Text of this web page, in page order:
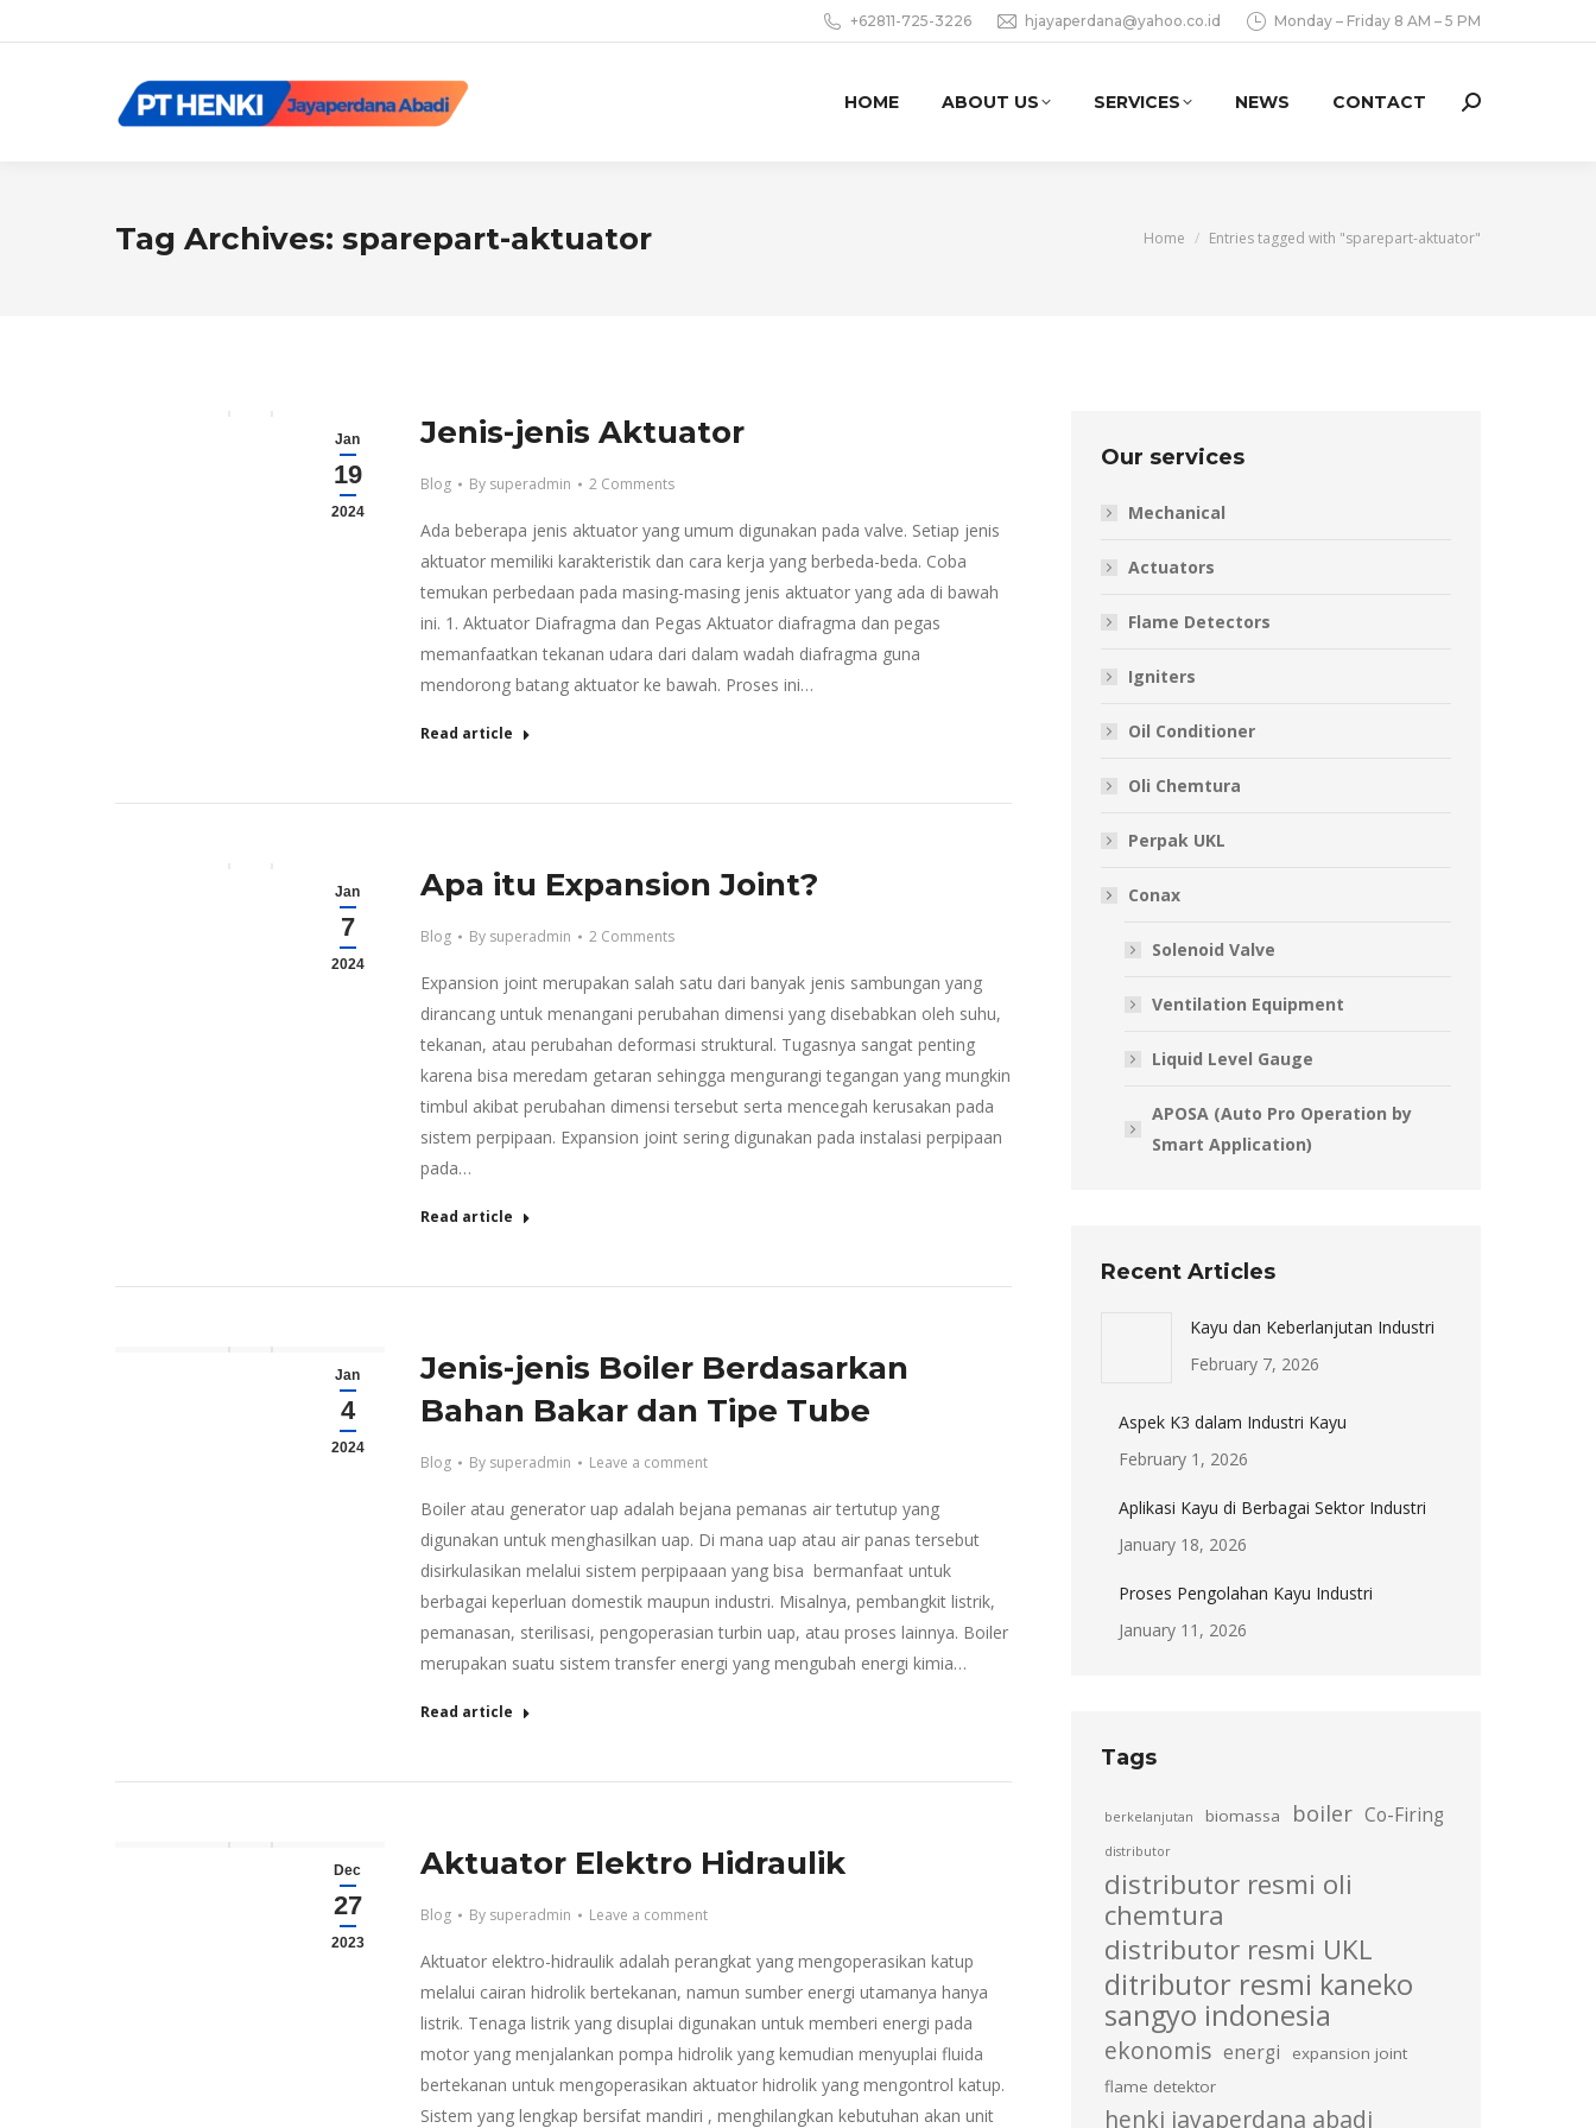
+62811-725-3226 hjayaperdana@yahoo.co.id Monday – Friday 8 AM – 5 PM
HOME ABOUT US SERVICES NEWS CONTACT Search:
Tag Archives: sparepart-aktuator You are here:
Home Entries tagged with "sparepart-aktuator"
Jan
19
2024
Jenis-jenis Aktuator
Blog By superadmin 2 Comments
Ada beberapa jenis aktuator yang umum digunakan pada valve. Setiap jenis
aktuator memiliki karakteristik dan cara kerja yang berbeda-beda. Coba
temukan perbedaan pada masing-masing jenis aktuator yang ada di bawah
ini. 1. Aktuator Diafragma dan Pegas Aktuator diafragma dan pegas
memanfaatkan tekanan udara dari dalam wadah diafragma guna
mendorong batang aktuator ke bawah. Proses ini…
Read article
Jan
7
2024
Apa itu Expansion Joint?
Blog By superadmin 2 Comments
Expansion joint merupakan salah satu dari banyak jenis sambungan yang
dirancang untuk menangani perubahan dimensi yang disebabkan oleh suhu,
tekanan, atau perubahan deformasi struktural. Tugasnya sangat penting
karena bisa meredam getaran sehingga mengurangi tegangan yang mungkin
timbul akibat perubahan dimensi tersebut serta mencegah kerusakan pada
sistem perpipaan. Expansion joint sering digunakan pada instalasi perpipaan
pada…
Read article
Jan
4
2024
Jenis-jenis Boiler Berdasarkan
Bahan Bakar dan Tipe Tube
Blog By superadmin Leave a comment
Boiler atau generator uap adalah bejana pemanas air tertutup yang
digunakan untuk menghasilkan uap. Di mana uap atau air panas tersebut
disirkulasikan melalui sistem perpipaaan yang bisa bermanfaat untuk
berbagai keperluan domestik maupun industri. Misalnya, pembangkit listrik,
pemanasan, sterilisasi, pengoperasian turbin uap, atau proses lainnya. Boiler
merupakan suatu sistem transfer energi yang mengubah energi kimia…
Read article
Dec
27
2023
Aktuator Elektro Hidraulik
Blog By superadmin Leave a comment
Aktuator elektro-hidraulik adalah perangkat yang mengoperasikan katup
melalui cairan hidrolik bertekanan, namun sumber energi utamanya hanya
listrik. Tenaga listrik yang disuplai digunakan untuk memberi energi pada
motor yang menjalankan pompa hidrolik yang kemudian menyuplai fluida
bertekanan untuk mengoperasikan aktuator hidrolik yang mengontrol katup.
Sistem yang lengkap bersifat mandiri , menghilangkan kebutuhan akan unit
Our services
Mechanical
Actuators
Flame Detectors
Igniters
Oil Conditioner
Oli Chemtura
Perpak UKL
Conax
Solenoid Valve
Ventilation Equipment
Liquid Level Gauge
APOSA (Auto Pro Operation by
Smart Application)
Recent Articles
Kayu dan Keberlanjutan Industri
February 7, 2026
Aspek K3 dalam Industri Kayu
February 1, 2026
Aplikasi Kayu di Berbagai Sektor Industri
January 18, 2026
Proses Pengolahan Kayu Industri
January 11, 2026
Tags
berkelanjutan biomassa boiler Co-Firing
distributor
distributor resmi oli
chemtura
distributor resmi UKL
ditributor resmi kaneko
sangyo indonesia
ekonomis energi
expansion joint
flame detektor
henki jayaperdana abadi